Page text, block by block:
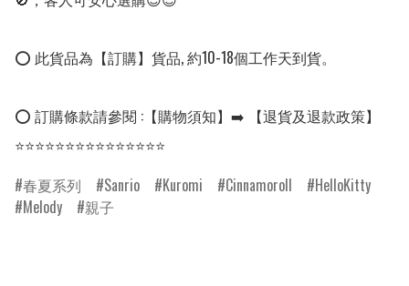
⭕ 此貨品為【訂購】貨品, 約10-18個工作天到貨。
⭕ 訂購條款請參閱 :【購物須知】➡️ 【退貨及退款政策】
⭐⭐⭐⭐⭐⭐⭐⭐⭐⭐⭐⭐⭐⭐⭐
春夏系列
Sanrio Kuromi Cinnamoroll
HelloKitty
Melody
親子